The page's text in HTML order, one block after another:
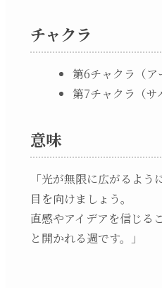
チャクラ
第6チャクラ（ア
第7チャクラ（サ
意味
「光が無限に広がるよ
目を向けましょう。
直感やアイデアを信じる
と開かれる週です。」